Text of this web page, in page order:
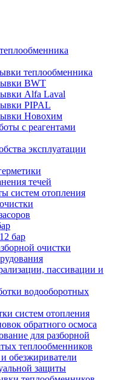
теплообменника
BWT
Alfa Laval
PIPAL
Новохим
с реагентами
эксплуатации
течей
систем отопления
бар
очистки
пассивации и
водооборотных
систем отопления
обратного осмоса
для разборной
теплообменников
обезжириватели
защиты